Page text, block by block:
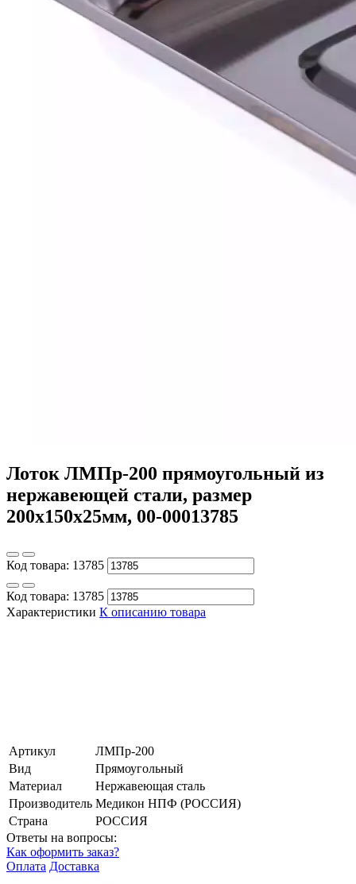
Лоток ЛМПр-200 прямоугольный из
нержавеющей стали, размер
200х150х25мм, 00-00013785
Код товара: 13785
Код товара: 13785
Характеристики К описанию товара
Артикул
ЛМПр-200
Вид
Прямоугольный
Материал
Нержавеющая сталь
Производитель Медикон НПФ (РОССИЯ)
Страна
РОССИЯ
Ответы на вопросы:
Как оформить заказ?
Оплата Доставка